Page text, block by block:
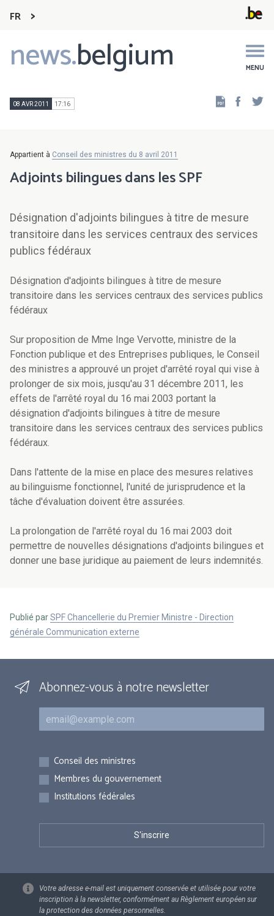
FR
news.belgium MENU
Main
navigation
08 AVR 2011 17:16
Appartient à Conseil des ministres du 8 avril 2011
Adjoints bilingues dans les SPF
Désignation d'adjoints bilingues à titre de mesure
transitoire dans les services centraux des services
publics fédéraux
Désignation d'adjoints bilingues à titre de mesure
transitoire dans les services centraux des services publics
fédéraux
Sur proposition de Mme Inge Vervotte, ministre de la
Fonction publique et des Entreprises publiques, le Conseil
des ministres a approuvé un projet d'arrêté royal qui vise à
prolonger de six mois, jusqu'au 31 décembre 2011, les
effets de l'arrêté royal du 16 mai 2003 portant la
désignation d'adjoints bilingues à titre de mesure
transitoire dans les services centraux des services publics
fédéraux.
Dans l'attente de la mise en place des mesures relatives
au bilinguisme fonctionnel, l'unité de jurisprudence et la
tâche d'évaluation doivent être assurées.
La prolongation de l'arrêté royal du 16 mai 2003 doit
permettre de nouvelles désignations d'adjoints bilingues et
donner une base juridique au paiement de leurs indemnités.
Publié parSPF Chancellerie du Premier Ministre - Direction
générale Communication externe
Abonnez-vous à notre newsletter
Courriel
Inscriptions
Conseil des ministres
Membres du gouvernement
Institutions fédérales
Votre adresse e-mail est uniquement conservée et utilisée pour votre
inscription à la newsletter, conformément au Règlement européen sur
la protection des données personnelles.